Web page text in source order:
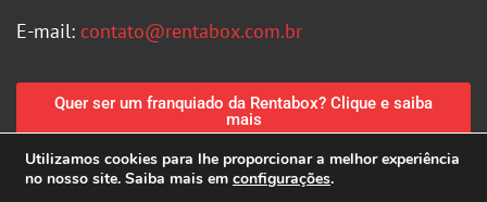
E-mail: contato@rentabox.com.br
Quer ser um franquiado da Rentabox? Clique e saiba
mais
Política de Privacidade|Política de Cookies
Utilizamos cookies para lhe proporcionar a melhor experiência
no nosso site. Saiba mais em configurações.